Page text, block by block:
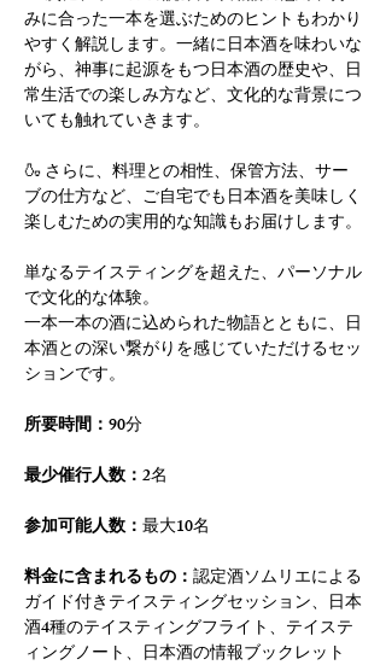
みに合った一本を選ぶためのヒントもわかり
やすく解説します。一緒に日本酒を味わいな
がら、神事に起源をもつ日本酒の歴史や、日
常生活での楽しみ方など、文化的な背景につ
いても触れていきます。
🍶 さらに、料理との相性、保管方法、サー
ブの仕方など、ご自宅でも日本酒を美味しく
楽しむための実用的な知識もお届けします。
単なるテイスティングを超えた、パーソナル
で文化的な体験。
一本一本の酒に込められた物語とともに、日
本酒との深い繋がりを感じていただけるセッ
ションです。
所要時間： 90分
最少催行人数： 2名
参加可能人数： 最大10名
料金に含まれるもの： 認定酒ソムリエによる
ガイド付きテイスティングセッション、日本
酒4種のテイスティングフライト、テイステ
ィングノート、日本酒の情報ブックレット